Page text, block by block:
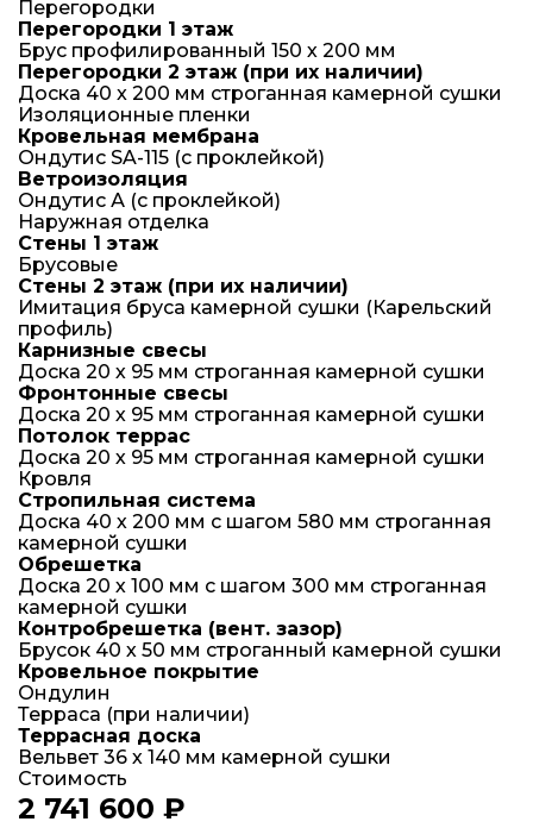
Перегородки
Перегородки 1 этаж
Брус профилированный 150 х 200 мм
Перегородки 2 этаж (при их наличии)
Доска 40 x 200 мм строганная камерной сушки
Изоляционные пленки
Кровельная мембрана
Ондутис SA-115 (с проклейкой)
Ветроизоляция
Ондутис А (с проклейкой)
Наружная отделка
Стены 1 этаж
Брусовые
Стены 2 этаж (при их наличии)
Имитация бруса камерной сушки (Карельский
профиль)
Карнизные свесы
Доска 20 х 95 мм строганная камерной сушки
Фронтонные свесы
Доска 20 х 95 мм строганная камерной сушки
Потолок террас
Доска 20 х 95 мм строганная камерной сушки
Кровля
Стропильная система
Доска 40 х 200 мм с шагом 580 мм строганная
камерной сушки
Обрешетка
Доска 20 х 100 мм с шагом 300 мм строганная
камерной сушки
Контробрешетка (вент. зазор)
Брусок 40 х 50 мм строганный камерной сушки
Кровельное покрытие
Ондулин
Терраса (при наличии)
Террасная доска
Вельвет 36 х 140 мм камерной сушки
Стоимость
2 741 600 ₽